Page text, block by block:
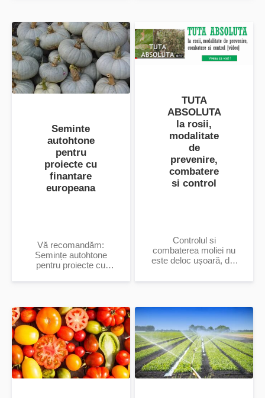
Seminte
autohtone
pentru
proiecte cu
finantare
europeana
Vă recomandăm:
Semințe autohtone
pentru proiecte cu
instalarea...
TUTA
ABSOLUTA
la rosii,
modalitate
de
prevenire,
combatere
si control
Controlul si
combaterea moliei nu
este deloc ușoară, dar
Ce trebuie să facem